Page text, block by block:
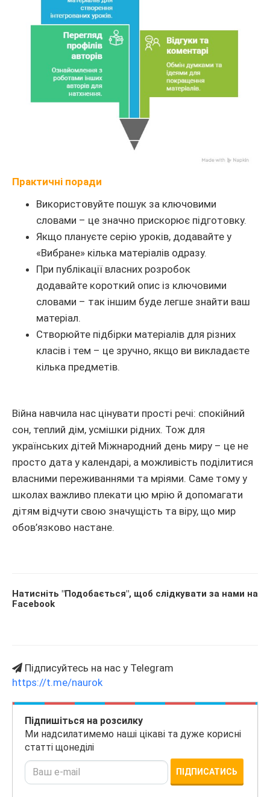
Практичні поради
Використовуйте пошук за ключовими
словами – це значно прискорює підготовку.
Якщо плануєте серію уроків, додавайте у
«Вибране» кілька матеріалів одразу.
При публікації власних розробок
додавайте короткий опис із ключовими
словами – так іншим буде легше знайти ваш
матеріал.
Створюйте підбірки матеріалів для різних
класів і тем – це зручно, якщо ви викладаєте
кілька предметів.
Війна навчила нас цінувати прості речі: спокійний
сон, теплий дім, усмішки рідних. Тож для
українських дітей Міжнародний день миру – це не
просто дата у календарі, а можливість поділитися
власними переживаннями та мріями. Саме тому у
школах важливо плекати цю мрію й допомагати
дітям відчути свою значущість та віру, що мир
обов’язково настане.
Натисніть "Подобається", щоб слідкувати за нами на
Facebook
Підписуйтесь на нас у Telegram
https://t.me/naurok
Підпишіться на розсилку
Ми надсилатимемо наші цікаві та дуже корисні
статті щонеділі
ПІДПИСАТИСЬ